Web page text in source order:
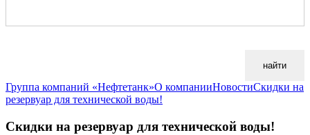
найти
Группа компаний «Нефтетанк»О компанииНовостиCкидки на
резервуар для технической воды!
Cкидки на резервуар для технической воды!